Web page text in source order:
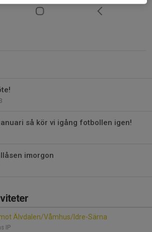
så kör vi igång fotbollen igen!
imorgon
Älvdalen/Våmhus/Idre-Särna
IP